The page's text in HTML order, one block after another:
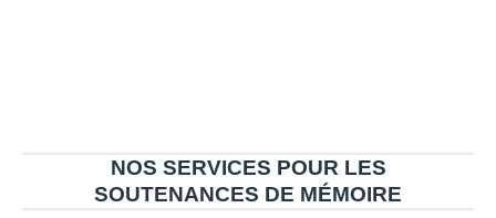
NOS SERVICES POUR LES
SOUTENANCES DE MÉMOIRE